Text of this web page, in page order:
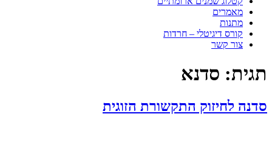
מאמרים
מתנות
קורס דיגיטלי – חרדות
צור קשר
תגית: סדנא
סדנה לחיזוק התקשורת הזוגית